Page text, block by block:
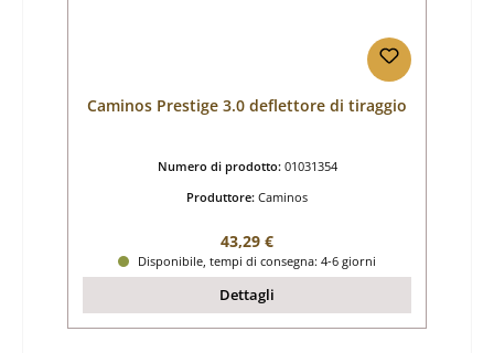
Caminos Prestige 3.0 deflettore di tiraggio
Numero di prodotto: 01031354
Produttore: Caminos
Prezzo normale:
43,29 €
Disponibile, tempi di consegna: 4-6 giorni
Dettagli